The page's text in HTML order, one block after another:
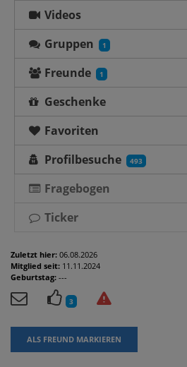
Videos
Gruppen
1
Freunde 1
Geschenke
Favoriten
Profilbesuche
493
Fragebogen
Ticker
Zuletzt hier: 06.08.2026
Mitglied seit: 11.11.2024
Geburtstag: ---
3
ALS FREUND MARKIEREN